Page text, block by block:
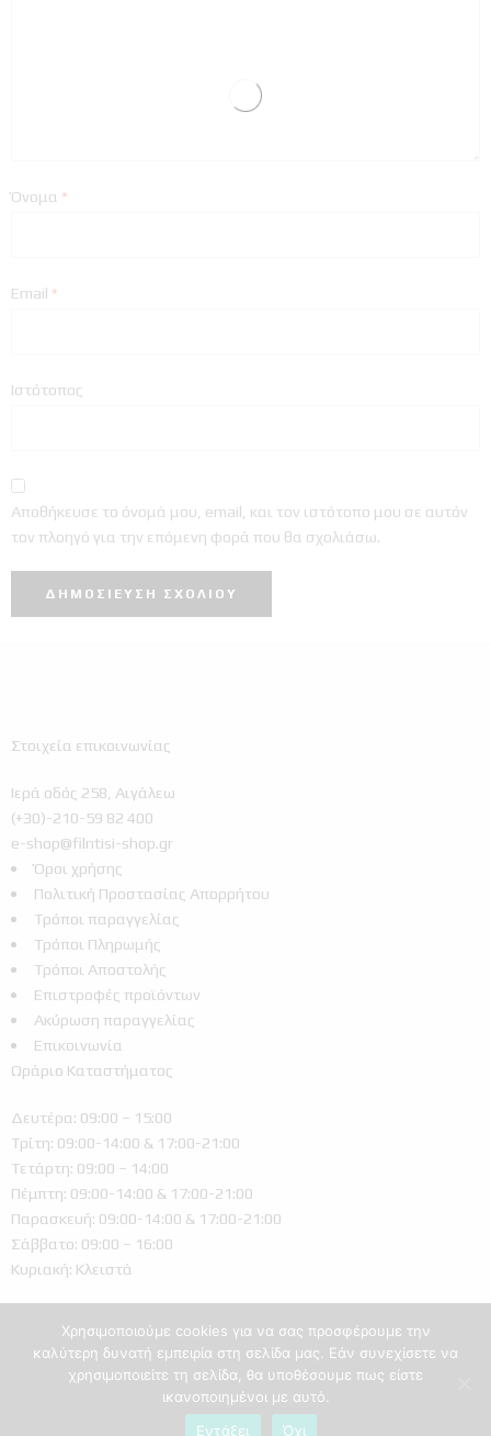
Όνομα *
Email *
Ιστότοπος
Αποθήκευσε το όνομά μου, email, και τον ιστότοπο μου σε αυτόν
τον πλοηγό για την επόμενη φορά που θα σχολιάσω.
Στοιχεία επικοινωνίας
Ιερά οδός 258, Αιγάλεω
(+30)-210-59 82 400
e-shop@filntisi-shop.gr
Όροι χρήσης
Πολιτική Προστασίας Απορρήτου
Τρόποι παραγγελίας
Τρόποι Πληρωμής
Τρόποι Αποστολής
Επιστροφές προϊόντων
Ακύρωση παραγγελίας
Επικοινωνία
Ωράριο Καταστήματος
Δευτέρα: 09:00 – 15:00
Τρίτη: 09:00-14:00 & 17:00-21:00
Τετάρτη: 09:00 – 14:00
Πέμπτη: 09:00-14:00 & 17:00-21:00
Παρασκευή: 09:00-14:00 & 17:00-21:00
Σάββατο: 09:00 – 16:00
Κυριακή: Κλειστά
Ελληνικά
Χρησιμοποιούμε cookies για να σας προσφέρουμε την
καλύτερη δυνατή εμπειρία στη σελίδα μας. Εάν συνεχίσετε να
χρησιμοποιείτε τη σελίδα, θα υποθέσουμε πως είστε
ικανοποιημένοι με αυτό.
Εντάξει
Όχι